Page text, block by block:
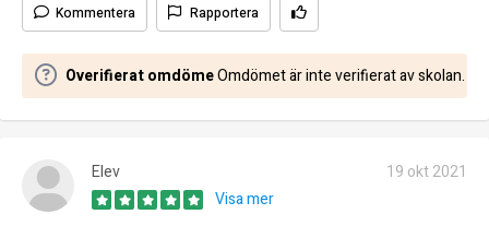
Kommentera Rapportera
Overifierat omdömeOmdömet är inte verifierat av skolan.
Elev
19 okt 2021
Visa mer